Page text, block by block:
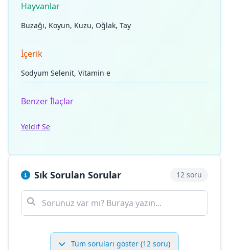
Hayvanlar
Buzağı, Koyun, Kuzu, Oğlak, Tay
İçerik
Sodyum Selenit, Vitamin e
Benzer İlaçlar
Yeldif Se
Sık Sorulan Sorular 12 soru
Tüm soruları göster (12 soru)